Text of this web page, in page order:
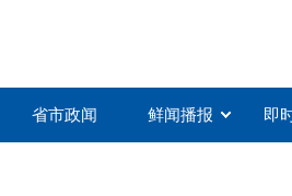
省市政闻 鲜闻播报 即